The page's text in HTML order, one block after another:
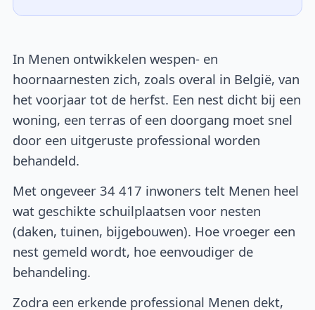
In Menen ontwikkelen wespen- en
hoornaarnesten zich, zoals overal in België, van
het voorjaar tot de herfst. Een nest dicht bij een
woning, een terras of een doorgang moet snel
door een uitgeruste professional worden
behandeld.
Met ongeveer 34 417 inwoners telt Menen heel
wat geschikte schuilplaatsen voor nesten
(daken, tuinen, bijgebouwen). Hoe vroeger een
nest gemeld wordt, hoe eenvoudiger de
behandeling.
Zodra een erkende professional Menen dekt,